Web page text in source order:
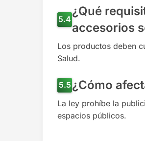
¿Qué
accesorios
Los productos deben
Salud.
¿Cómo
La ley prohíbe la
espacios públicos.